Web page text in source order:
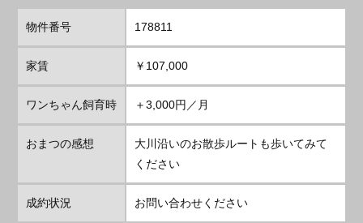
物件番号 178811
家賃 ￥107,000
ワンちゃん飼育時 ＋3,000円／月
おまつの感想
大川沿いのお散歩ルートも歩いてみて
ください
成約状況 お問い合わせください